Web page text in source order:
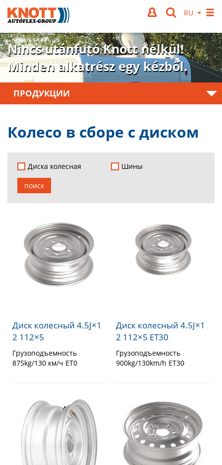
Nincs utánfutó Knott nélkül!
Minden alkatrész egy kézből.
ПРОДУКЦИИ
Колесо в сборе с диском
Диска колесная Шины
поиск
Диск колесный 4.5J×1
2 112×5
Грузоподъемность
875kg/130 км/ч ET0
Диск колесный 4.5J×1
2 112×5 ET30
Грузоподъемность
900kg/130km/h ET30